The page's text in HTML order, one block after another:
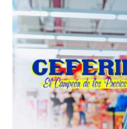
t
s
A
p
e
b
o
o
e
g
r
a